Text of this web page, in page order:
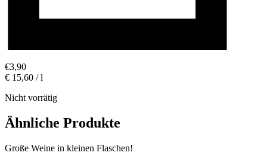
€3,90
€ 15,60 / l
Nicht vorrätig
Ähnliche Produkte
Große Weine in kleinen Flaschen!